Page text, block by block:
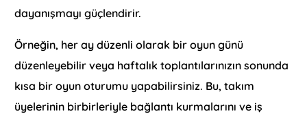
dayanışmayı güçlendirir.
Örneğin, her ay düzenli olarak bir oyun günü
düzenleyebilir veya haftalık toplantılarınızın sonunda
kısa bir oyun oturumu yapabilirsiniz. Bu, takım
üyelerinin birbirleriyle bağlantı kurmalarını ve iş